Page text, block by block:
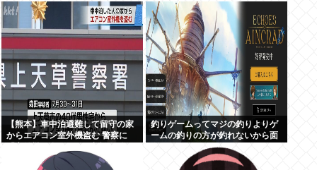
【熊本】車中泊避難して留守の家
からエアコン室外機盗む 警察に
釣りゲームってマジの釣りよりゲ
ームの釣りの方が釣れないから面
白くないんだよな